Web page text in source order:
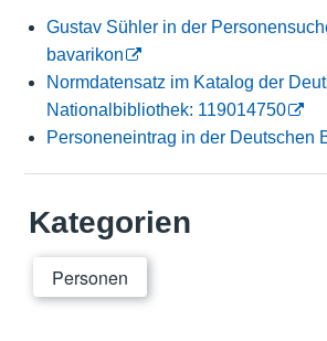
Gustav Sühler in der
bavarikon
Normdatensatz im Katalog der
Nationalbibliothek: 119014750
Personeneintrag in der Deutschen
Kategorien
Personen